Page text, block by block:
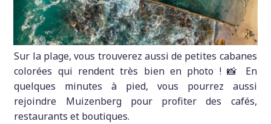
Sur la plage, vous trouverez aussi de petites cabanes
colorées qui rendent très bien en photo ! 📸 En
quelques minutes à pied, vous pourrez aussi
rejoindre Muizenberg pour profiter des cafés,
restaurants et boutiques.